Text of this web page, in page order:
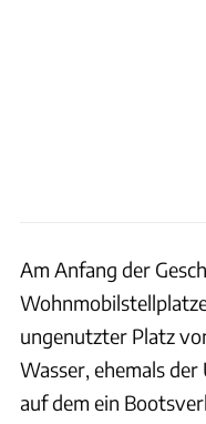
Am Anfang der
ungenutzter Platz
Wasser, ehemals
auf dem ein